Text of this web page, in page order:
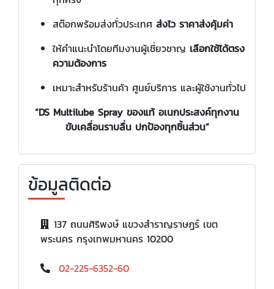
สต๊อกพร้อมส่งทั่วประเทศ ส่งไว ราคาส่งคุ้มค่า
ให้คำแนะนำโดยทีมงานผู้เชี่ยวชาญ เลือกใช้ได้ตรง
ความต้องการ
เหมาะสำหรับร้านค้า ศูนย์บริการ และผู้ใช้งานทั่วไป
“DS Multilube Spray ของแท้ อเนกประสงค์ทุกงาน
ขับเคลื่อนราบลื่น ปกป้องทุกชิ้นส่วน”
ข้อมูลติดต่อ
137 ถนนศิริพงษ์ แขวงสำราญราษฎร์ เขต
พระนคร กรุงเทพมหานคร 10200
02-225-6352-60